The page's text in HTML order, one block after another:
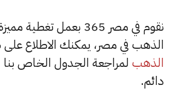
نقوم في مصر 365 بعمل
الذهب في مصر، يمكنك الاطلاع
الذهب لمراجعة الجدول الخاص
دائم.